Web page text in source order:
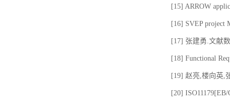
[15] ARROW
[16] SVEP project
[17] 张建勇.文献
[18] Functional
[19] 赵亮,楼向英,
[20] ISO11179[EB/